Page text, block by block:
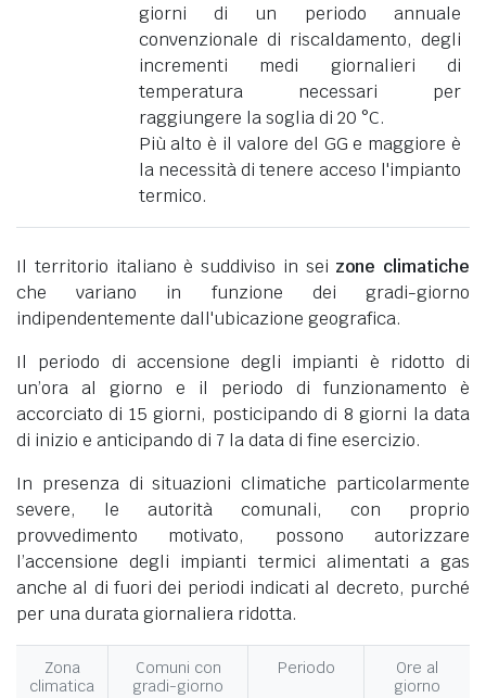
giorni di un periodo annuale
convenzionale di riscaldamento, degli
incrementi medi giornalieri di
temperatura necessari per
raggiungere la soglia di 20 °C.
Più alto è il valore del GG e maggiore è
la necessità di tenere acceso l'impianto
termico.
Il territorio italiano è suddiviso in sei zone climatiche
che variano in funzione dei gradi-giorno
indipendentemente dall'ubicazione geografica.
Il periodo di accensione degli impianti è ridotto di
un’ora al giorno e il periodo di funzionamento è
accorciato di 15 giorni, posticipando di 8 giorni la data
di inizio e anticipando di 7 la data di fine esercizio.
In presenza di situazioni climatiche particolarmente
severe, le autorità comunali, con proprio
provvedimento motivato, possono autorizzare
l’accensione degli impianti termici alimentati a gas
anche al di fuori dei periodi indicati al decreto, purché
per una durata giornaliera ridotta.
Zona
climatica
Comuni con
gradi-giorno
Periodo
Ore al
giorno